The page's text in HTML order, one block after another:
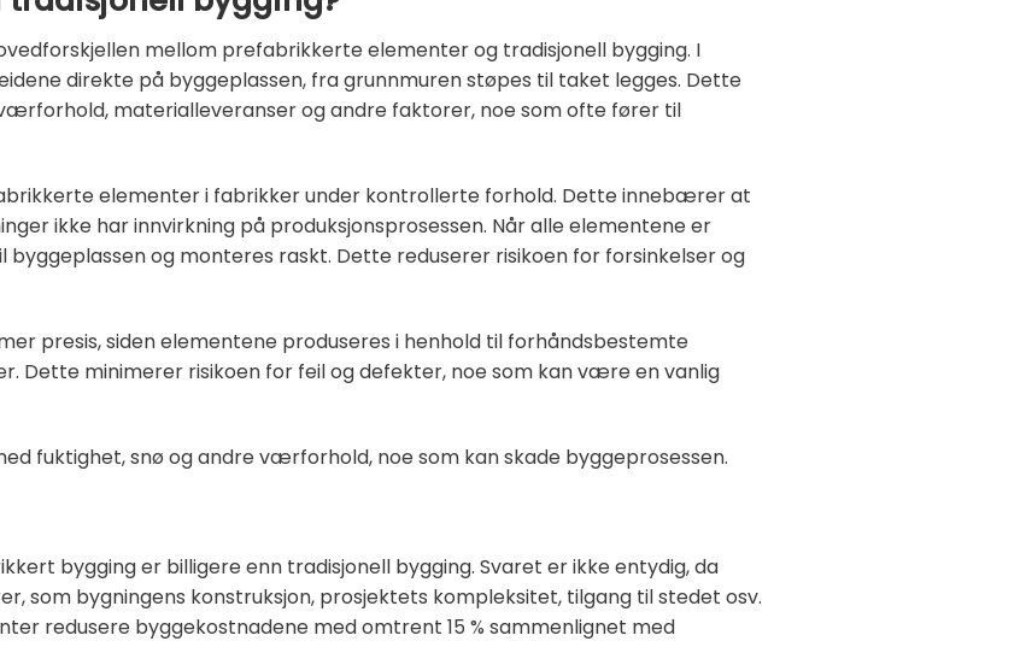
mellom prefabrikkerte elementer og tradisjonell bygging. I
direkte på byggeplassen, fra grunnmuren støpes til taket legges. Dette
materialleveranser og andre faktorer, noe som ofte fører til
elementer i fabrikker under kontrollerte forhold. Dette innebærer at
ikke har innvirkning på produksjonsprosessen. Når alle elementene er
og monteres raskt. Dette reduserer risikoen for forsinkelser og
presis, siden elementene produseres i henhold til forhåndsbestemte
Dette minimerer risikoen for feil og defekter, noe som kan være en vanlig
fuktighet, snø og andre værforhold, noe som kan skade byggeprosessen.
bygging er billigere enn tradisjonell bygging. Svaret er ikke entydig, da
som bygningens konstruksjon, prosjektets kompleksitet, tilgang til stedet osv.
redusere byggekostnadene med omtrent 15 % sammenlignet med